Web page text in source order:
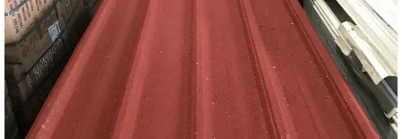
My Account